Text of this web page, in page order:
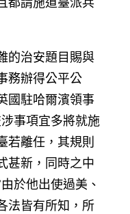
的治安題目賜與
務辦得公平公
國駐哈爾濱領事
事項宜多將就施
若離任，其規則
甚新，同時之中
於他出使過美、
法皆有所知，所